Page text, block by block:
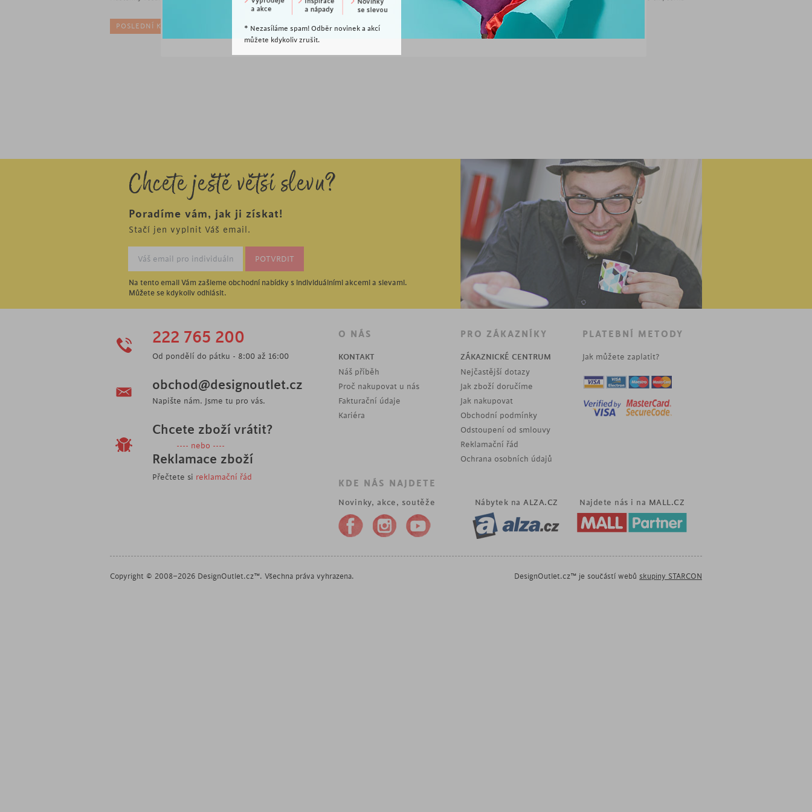
* Nezasíláme spam! Odběr novinek a akcí
můžete kdykoliv zrušit.
POSLEDNÍ KUSY
bílá
POSLEDNÍ KUSY POSLEDNÍ KUSY
Chcete ještě větší slevu?
Poradíme vám, jak ji získat!
Stačí jen vyplnit Váš email.
Na tento email Vám zašleme obchodní nabídky s individuálními akcemi a slevami.
Můžete se kdykoliv odhlásit.
222 765 200
Od pondělí do pátku - 8:00 až 16:00
obchod@designoutlet.cz
Napište nám. Jsme tu pro vás.
Chcete zboží vrátit?
---- nebo ----
Reklamace zboží
Přečtete si reklamační řád
O NÁS
KONTAKT
Náš příběh
Proč nakupovat u nás
Fakturační údaje
Kariéra
PRO ZÁKAZNÍKY
ZÁKAZNICKÉ CENTRUM
Nejčastější dotazy
Jak zboží doručíme
Jak nakupovat
Obchodní podmínky
Odstoupení od smlouvy
Reklamační řád
Ochrana osobních údajů
PLATEBNÍ METODY
Jak můžete zaplatit?
KDE NÁS NAJDETE
Novinky, akce, soutěže Najdete nás i na MALL.CZ
Nábytek na ALZA.CZ
Copyright © 2008–2026 DesignOutlet.cz™. Všechna práva vyhrazena. DesignOutlet.cz™ je součástí webů skupiny STARCON